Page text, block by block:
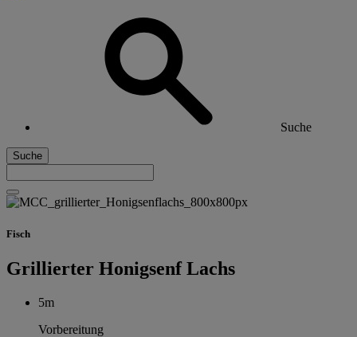
Suche
Suche
Fisch
Grillierter Honigsenf Lachs
5m
Vorbereitung